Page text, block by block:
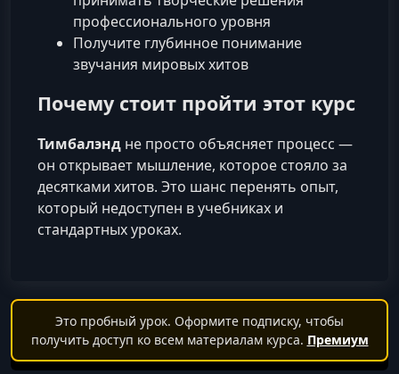
профессионального уровня
Получите глубинное понимание
звучания мировых хитов
Почему стоит пройти этот курс
Тимбалэнд не просто объясняет процесс —
он открывает мышление, которое стояло за
десятками хитов. Это шанс перенять опыт,
который недоступен в учебниках и
стандартных уроках.
Это пробный урок. Оформите подписку, чтобы
получить доступ ко всем материалам курса. Премиум